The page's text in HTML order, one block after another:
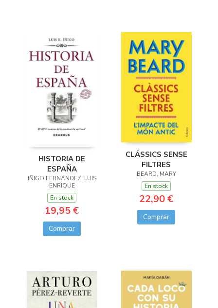
HISTORIA DE
ESPAÑA
IÑIGO FERNÁNDEZ, LUIS
ENRIQUE
En stock
19,95 €
Comprar
CLÁSSICS SENSE
FILTRES
BEARD, MARY
En stock
22,90 €
Comprar